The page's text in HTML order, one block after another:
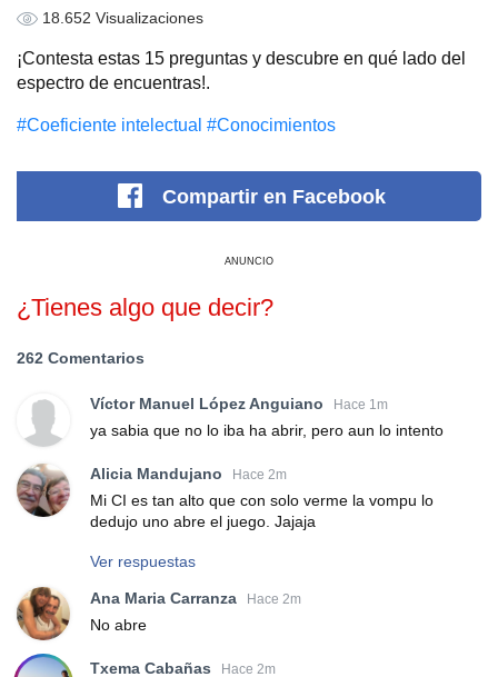
18.652 Visualizaciones
¡Contesta estas 15 preguntas y descubre en qué lado del
espectro de encuentras!.
#Coeficiente intelectual #Conocimientos
Compartir en Facebook
ANUNCIO
¿Tienes algo que decir?
262 Comentarios
Víctor Manuel López Anguiano Hace 1m
ya sabia que no lo iba ha abrir, pero aun lo intento
Alicia Mandujano Hace 2m
Mi CI es tan alto que con solo verme la vompu lo
dedujo uno abre el juego. Jajaja
Ver respuestas
Ana Maria Carranza Hace 2m
No abre
Txema Cabañas Hace 2m